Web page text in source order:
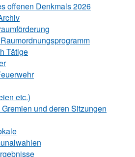
offenen Denkmals 2026
Tätige
etc.)
und deren Sitzungen